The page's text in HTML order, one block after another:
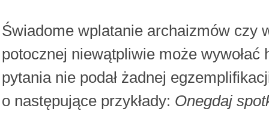
Świadome wplatanie archaizmów czy
potocznej niewątpliwie może
pytania nie podał żadnej
o następujące przykłady: Onegdaj